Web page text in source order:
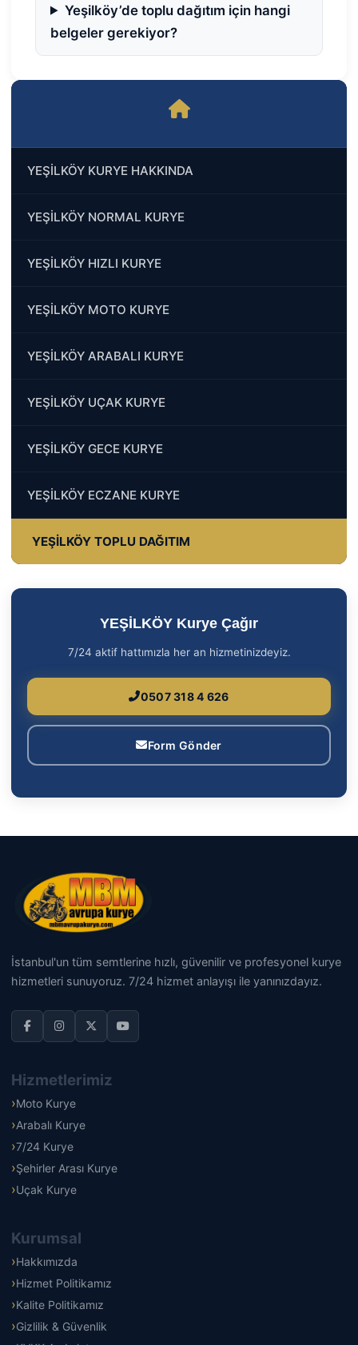
YEŞİLKÖY KURYE HAKKINDA
YEŞİLKÖY NORMAL KURYE
YEŞİLKÖY HIZLI KURYE
YEŞİLKÖY MOTO KURYE
YEŞİLKÖY ARABALI KURYE
YEŞİLKÖY UÇAK KURYE
YEŞİLKÖY GECE KURYE
YEŞİLKÖY ECZANE KURYE
YEŞİLKÖY TOPLU DAĞITIM
YEŞİLKÖY Kurye Çağır
7/24 aktif hattımızla her an hizmetinizdeyiz.
0507 318 4 626
Form Gönder
Yeşilköy’de toplu dağıtım için hangi
belgeler gerekiyor?
İstanbul'un tüm semtlerine hızlı, güvenilir ve profesyonel kurye
hizmetleri sunuyoruz. 7/24 hizmet anlayışı ile yanınızdayız.
Hizmetlerimiz
Moto Kurye
Arabalı Kurye
7/24 Kurye
Şehirler Arası Kurye
Uçak Kurye
Kurumsal
Hakkımızda
Hizmet Politikamız
Kalite Politikamız
Gizlilik & Güvenlik